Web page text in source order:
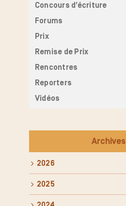
Concours d’écriture
Forums
Prix
Remise de Prix
Rencontres
Reporters
Vidéos
Archives
2026
2025